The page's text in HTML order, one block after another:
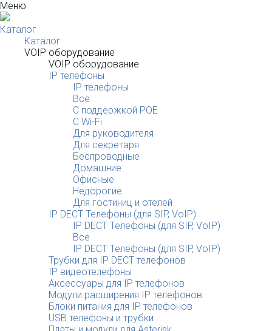
Меню
Каталог
Каталог
VOIP оборудование
VOIP оборудование
IP телефоны
IP телефоны
Все
С поддержкой POE
C Wi-Fi
Для руководителя
Для секретаря
Беспроводные
Домашние
Офисные
Недорогие
Для гостиниц и отелей
IP DECT Телефоны (для SIP, VoIP)
IP DECT Телефоны (для SIP, VoIP)
Все
IP DECT Телефоны (для SIP, VoIP)
Трубки для IP DECT телефонов
IP видеотелефоны
Аксессуары для IP телефонов
Модули расширения IP телефонов
Блоки питания для IP телефонов
USB телефоны и трубки